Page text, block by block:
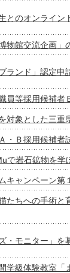
とのオンライン
物館交流企画
ランド」認定申
員等採用候補者
対象とした三重
・Ｂ採用候補者
で岩石鉱物を
キャンペーン第
たちへの手術
・モニター」を
学級体験教室「